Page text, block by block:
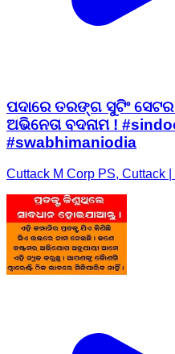
ପଦାରେ ତରଙ୍ଗ ସୁଟିଂ
ଅଭିନେତା ବଦନାମ !
#swabhimaniodia
Cuttack M Corp PS, Cuttack